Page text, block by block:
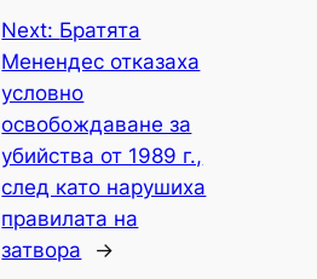
Next: Братята
Менендес отказаха
условно
освобождаване за
убийства от 1989 г.,
след като нарушиха
правилата на
затвора
→